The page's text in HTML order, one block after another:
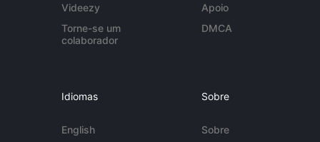
Videezy
Torne-se um
colaborador
Apoio
DMCA
Idiomas
English
Sobre
Sobre